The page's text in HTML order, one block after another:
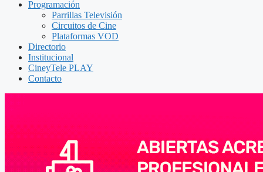
Programación
Parrillas Televisión
Circuitos de Cine
Plataformas VOD
Directorio
Institucional
CineyTele PLAY
Contacto